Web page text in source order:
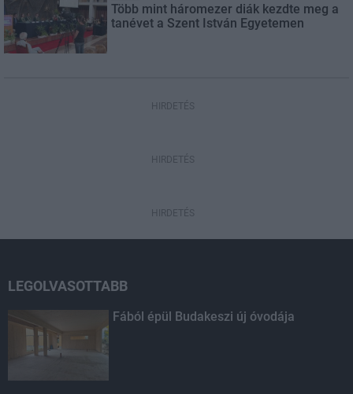
Több mint háromezer diák kezdte meg a
tanévet a Szent István Egyetemen
HIRDETÉS
HIRDETÉS
HIRDETÉS
LEGOLVASOTTABB
Fából épül Budakeszi új óvodája